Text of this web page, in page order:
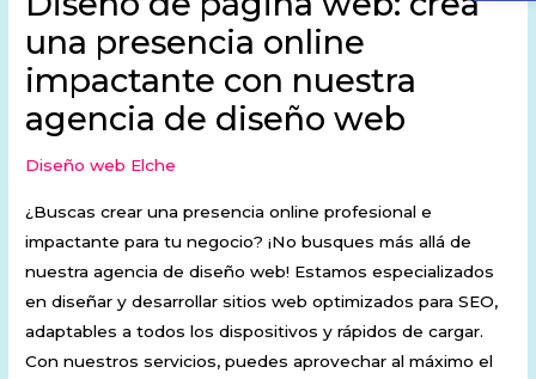
una presencia online
impactante con nuestra
agencia de diseño web
Diseño web Elche
¿Buscas crear una presencia online profesional e
impactante para tu negocio? ¡No busques más allá de
nuestra agencia de diseño web! Estamos especializados
en diseñar y desarrollar sitios web optimizados para SEO,
adaptables a todos los dispositivos y rápidos de cargar.
Con nuestros servicios, puedes aprovechar al máximo el